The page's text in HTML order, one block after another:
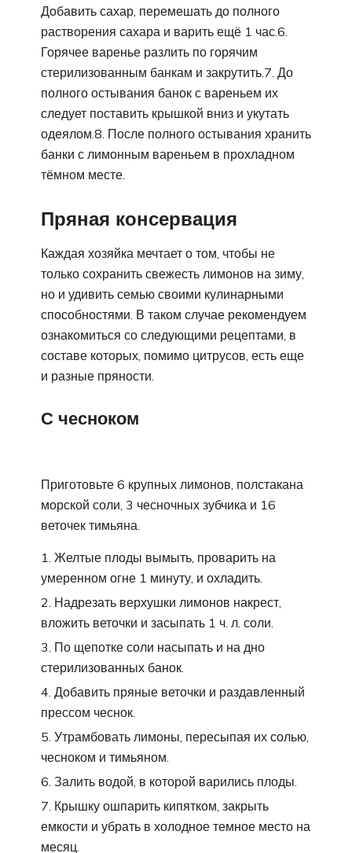
Добавить сахар, перемешать до полного
растворения сахара и варить ещё 1 час.6.
Горячее варенье разлить по горячим
стерилизованным банкам и закрутить.7. До
полного остывания банок с вареньем их
следует поставить крышкой вниз и укутать
одеялом.8. После полного остывания хранить
банки с лимонным вареньем в прохладном
тёмном месте.
Пряная консервация
Каждая хозяйка мечтает о том, чтобы не
только сохранить свежесть лимонов на зиму,
но и удивить семью своими кулинарными
способностями. В таком случае рекомендуем
ознакомиться со следующими рецептами, в
составе которых, помимо цитрусов, есть еще
и разные пряности.
С чесноком
Приготовьте 6 крупных лимонов, полстакана
морской соли, 3 чесночных зубчика и 16
веточек тимьяна.
Желтые плоды вымыть, проварить на
умеренном огне 1 минуту, и охладить.
Надрезать верхушки лимонов накрест,
вложить веточки и засыпать 1 ч. л. соли.
По щепотке соли насыпать и на дно
стерилизованных банок.
Добавить пряные веточки и раздавленный
прессом чеснок.
Утрамбовать лимоны, пересыпая их солью,
чесноком и тимьяном.
Залить водой, в которой варились плоды.
Крышку ошпарить кипятком, закрыть
емкости и убрать в холодное темное место на
месяц.